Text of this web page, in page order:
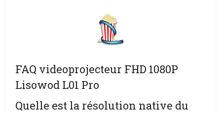
FAQ videoprojecteur FHD 1080P
Lisowod L01 Pro
Quelle est la résolution native du